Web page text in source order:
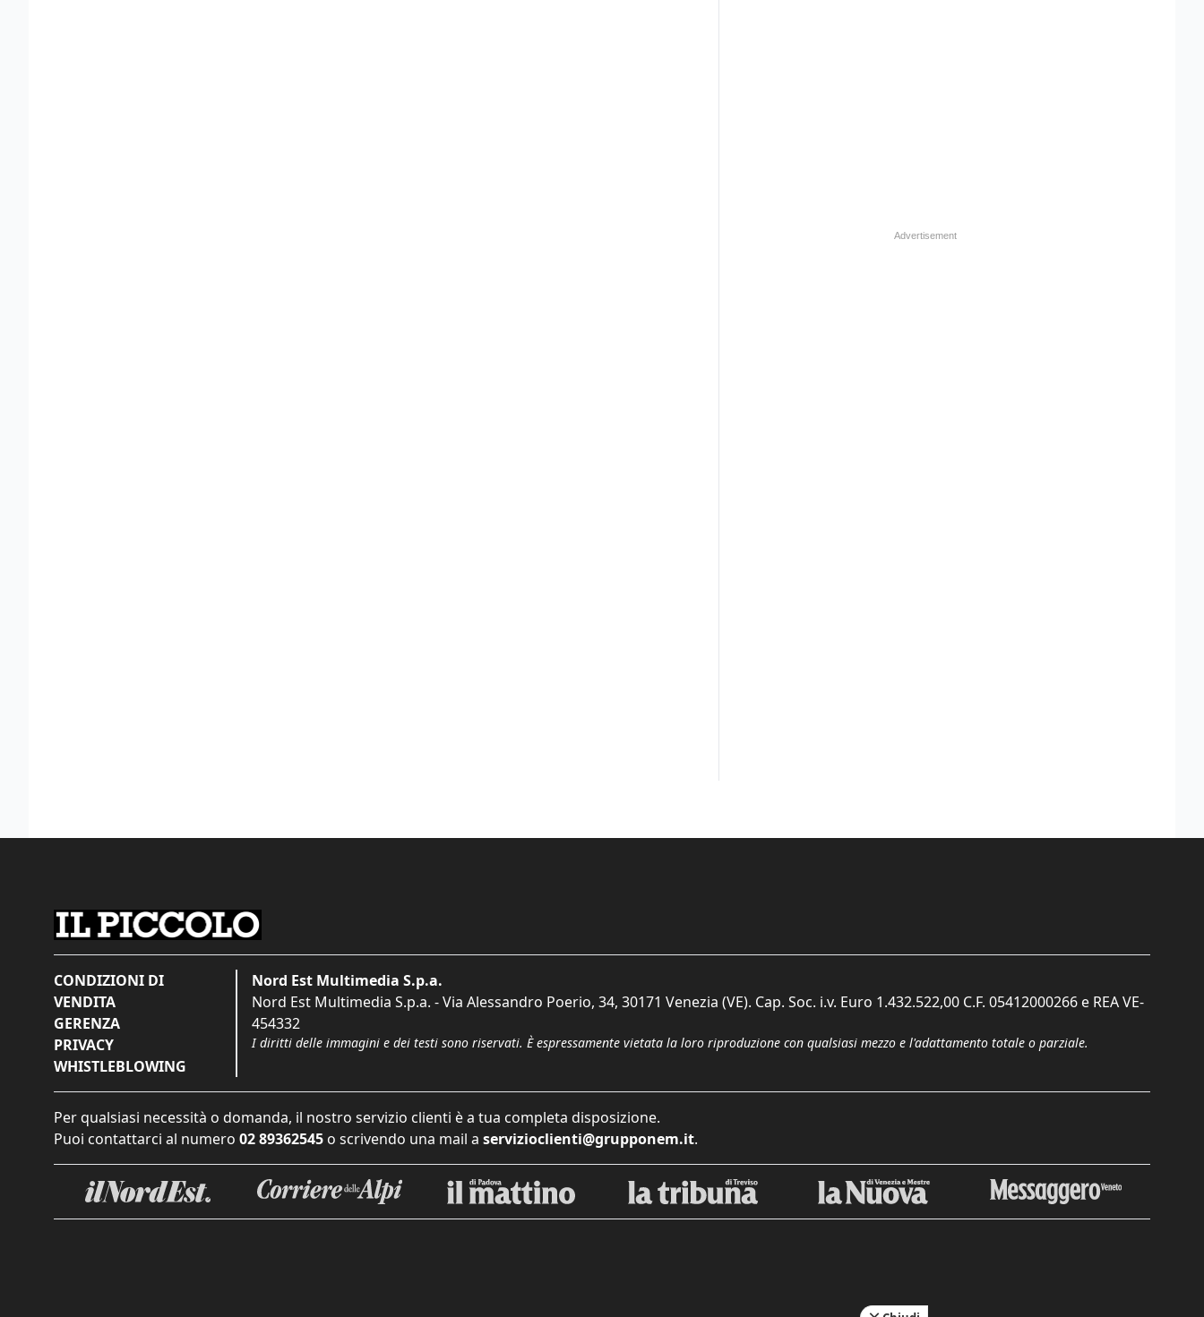
CONDIZIONI DI
VENDITA
GERENZA
PRIVACY
WHISTLEBLOWING
Nord Est Multimedia S.p.a.
Nord Est Multimedia S.p.a. - Via Alessandro Poerio, 34, 30171 Venezia (VE). Cap. Soc. i.v. Euro 1.432.522,00 C.F. 05412000266 e REA VE-
454332
I diritti delle immagini e dei testi sono riservati. È espressamente vietata la loro riproduzione con qualsiasi mezzo e l'adattamento totale o parziale.
Per qualsiasi necessità o domanda, il nostro servizio clienti è a tua completa disposizione.
Puoi contattarci al numero 02 89362545 o scrivendo una mail a servizioclienti@grupponem.it.